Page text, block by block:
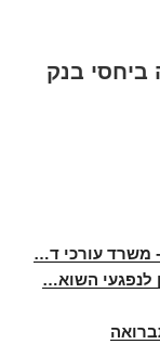
ביחסי בנק
משרד עורכי ד…
לנפגעי השוא…